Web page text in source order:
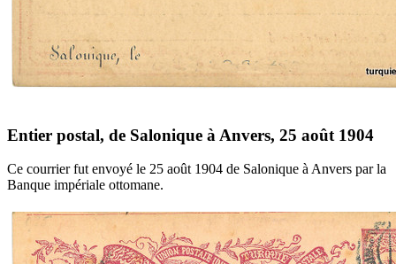
Entier postal, de Salonique à Anvers, 25 août 1904
Ce courrier fut envoyé le 25 août 1904 de Salonique à Anvers par la
Banque impériale ottomane.